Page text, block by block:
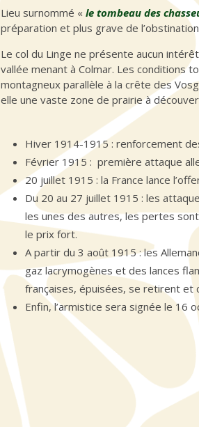
Lieu surnommé «le tombeau des
préparation et plus grave de
Le col du Linge ne présente aucun
vallée menant à Colmar. Les conditions
montagneux parallèle à la crête des
elle une vaste zone de prairie à
Hiver 1914-1915 : renforcement
Février 1915 : première attaque
20 juillet 1915 : la France lance
Du 20 au 27 juillet 1915 : les
les unes des autres, les pertes
le prix fort.
A partir du 3 août 1915 : les
gaz lacrymogènes et des lances
françaises, épuisées, se retirent et
Enfin, l’armistice sera signée le 16